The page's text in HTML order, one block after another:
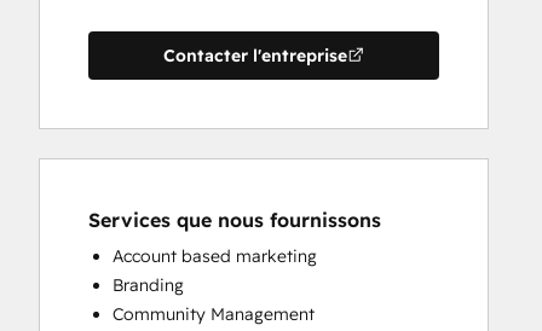
Contacter l'entreprise
Services que nous fournissons
Account based marketing
Branding
Community Management